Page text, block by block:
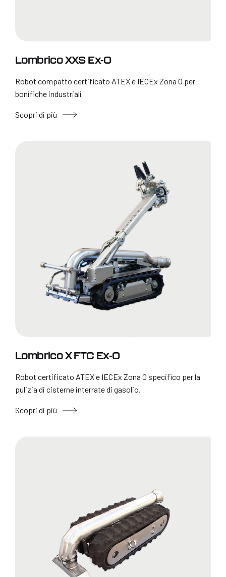
Lombrico XXS Ex-0
Robot compatto certificato ATEX e IECEx Zona 0 per
bonifiche industriali
Scopri di più
Lombrico X FTC Ex-0
Robot certificato ATEX e IECEx Zona 0 specifico per la
pulizia di cisterne interrate di gasolio.
Scopri di più